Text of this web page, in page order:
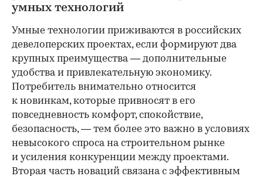
умных технологий
Умные технологии приживаются в российских
девелоперских проектах, если формируют два
крупных преимущества — дополнительные
удобства и привлекательную экономику.
Потребитель внимательно относится
к новинкам, которые привносят в его
повседневность комфорт, спокойствие,
безопасность, — тем более это важно в условиях
невысокого спроса на строительном рынке
и усиления конкуренции между проектами.
Вторая часть новаций связана с эффективным